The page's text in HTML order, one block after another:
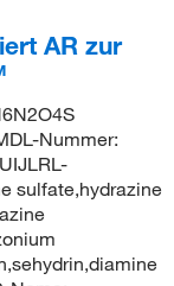
AR zur
Nummer:
sulfate,hydrazine